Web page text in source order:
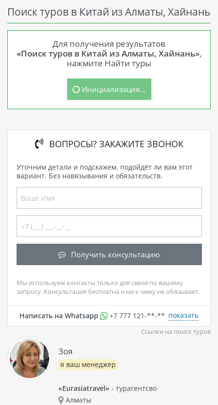
Поиск туров в Китай из Алматы, Хайнань
Для получения результатов
«Поиск туров в Китай из Алматы, Хайнань»,
нажмите Найти туры
Инициализация...
ВОПРОСЫ? ЗАКАЖИТЕ ЗВОНОК
Уточним детали и подскажем, подойдёт ли вам этот
вариант. Без навязывания и обязательств.
Получить консультацию
Мы используем контакты только для связи по вашему
запросу. Консультация бесплатна и ни к чему не обязывает.
Написать на Whatsapp +7 777 121-**-** показать
Ссылки на поиск туров
Зоя
я ваш менеджер
«Eurasiatravel» - турагентсво
Алматы